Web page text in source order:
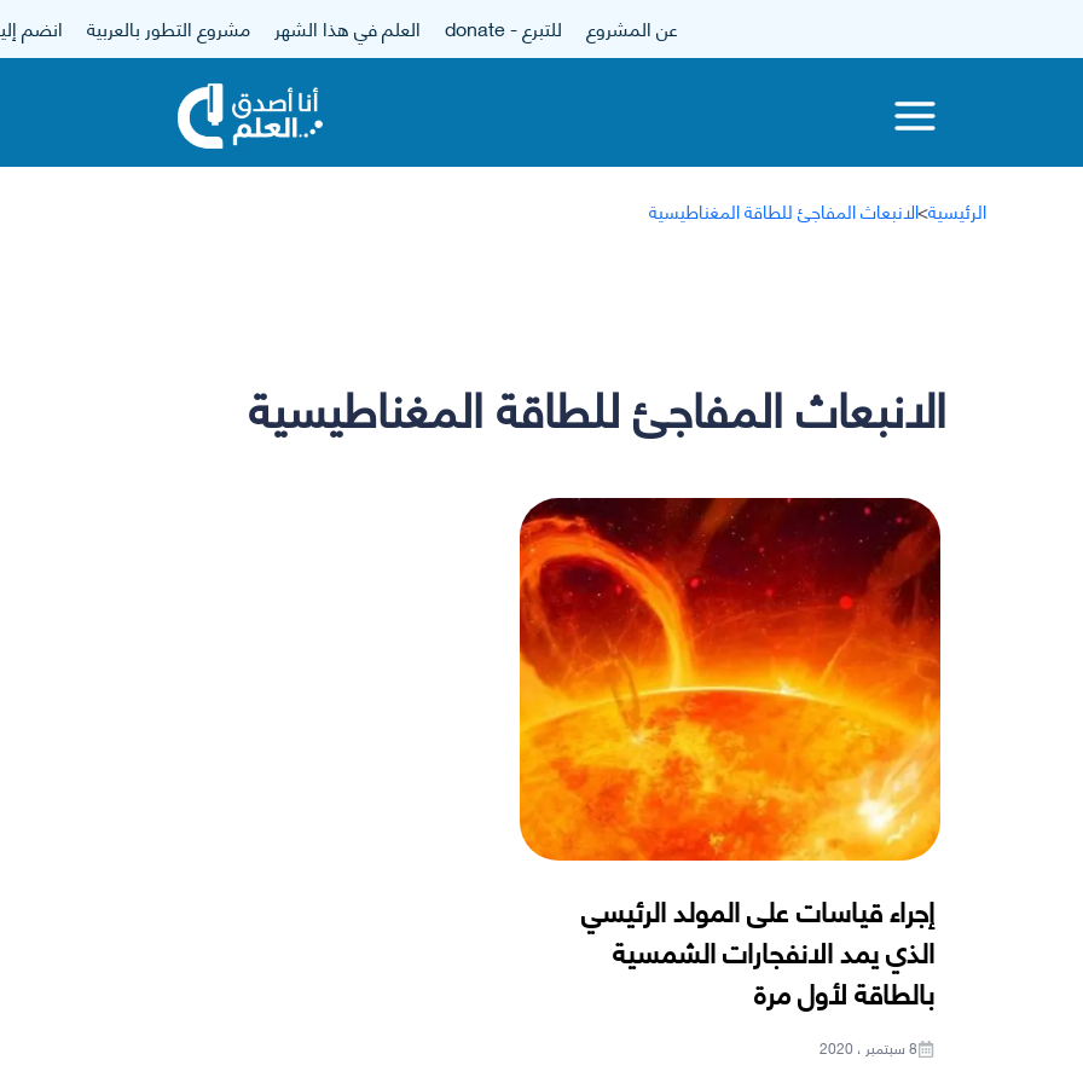
عن المشروع للتبرع - donate العلم في هذا الشهر مشروع التطور بالعربية انضم
الرئيسية>الانبعاث المفاجئ للطاقة المغناطيسية
الانبعاث المفاجئ للطاقة المغناطيسية
إجراء قياسات على المولد الرئيسي
الذي يمد الانفجارات الشمسية
بالطاقة لأول مرة
8 سبتمبر ، 2020